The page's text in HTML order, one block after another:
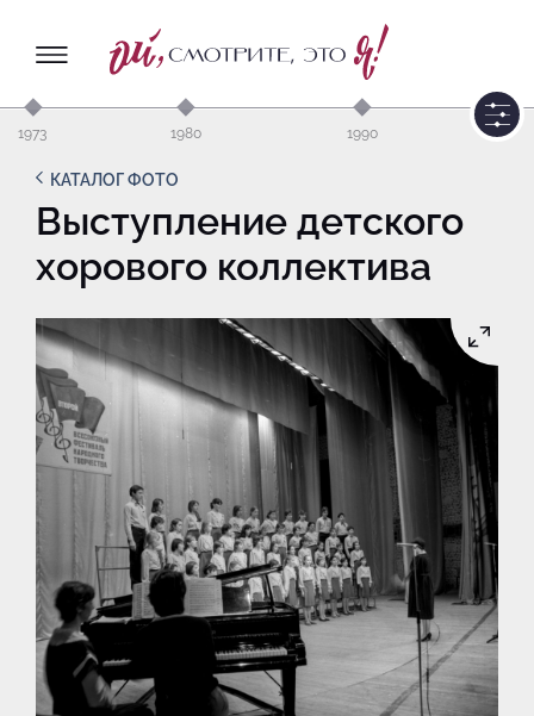
1973 1980 1990
КАТАЛОГ ФОТО
Выступление детского
хорового коллектива